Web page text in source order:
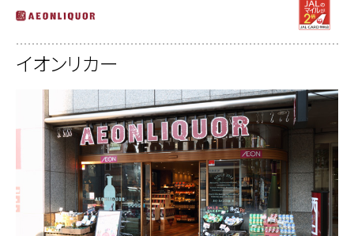
イオンリカー